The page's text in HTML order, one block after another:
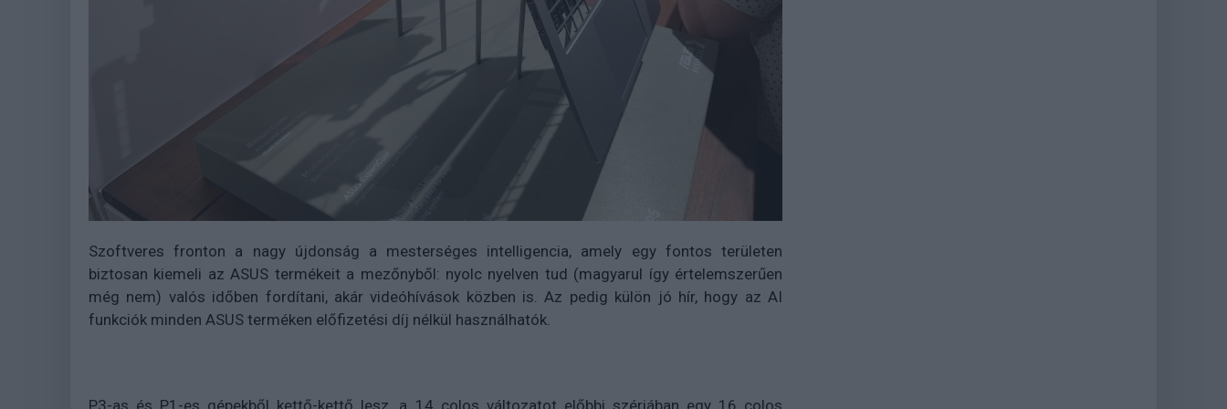
Szoftveres fronton a nagy újdonság a mesterséges intelligencia, amely egy fontos területen
biztosan kiemeli az ASUS termékeit a mezőnyből: nyolc nyelven tud (magyarul így értelemszerűen
még nem) valós időben fordítani, akár videóhívások közben is. Az pedig külön jó hír, hogy az AI
funkciók minden ASUS terméken előfizetési díj nélkül használhatók.